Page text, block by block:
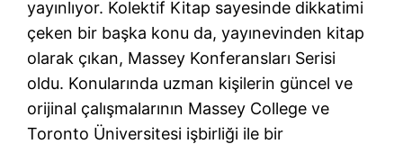
yayınlıyor. Kolektif Kitap sayesinde dikkatimi
çeken bir başka konu da, yayınevinden kitap
olarak çıkan, Massey Konferansları Serisi
oldu. Konularında uzman kişilerin güncel ve
orijinal çalışmalarının Massey College ve
Toronto Üniversitesi işbirliği ile bir